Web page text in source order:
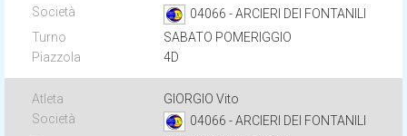
04066 - ARCIERI DEI FONTANILI
SABATO POMERIGGIO
4D
GIORGIO Vito
04066 - ARCIERI DEI FONTANILI